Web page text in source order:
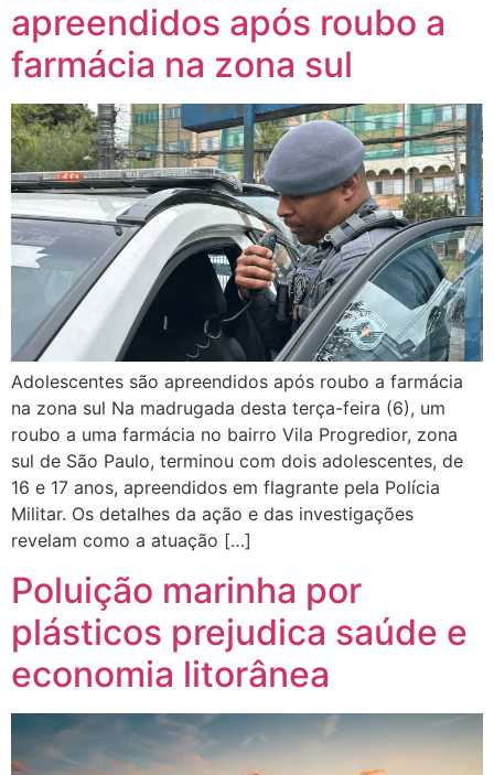
apreendidos após roubo a
farmácia na zona sul
Adolescentes são apreendidos após roubo a farmácia
na zona sul Na madrugada desta terça-feira (6), um
roubo a uma farmácia no bairro Vila Progredior, zona
sul de São Paulo, terminou com dois adolescentes, de
16 e 17 anos, apreendidos em flagrante pela Polícia
Militar. Os detalhes da ação e das investigações
revelam como a atuação […]
Poluição marinha por
plásticos prejudica saúde e
economia litorânea